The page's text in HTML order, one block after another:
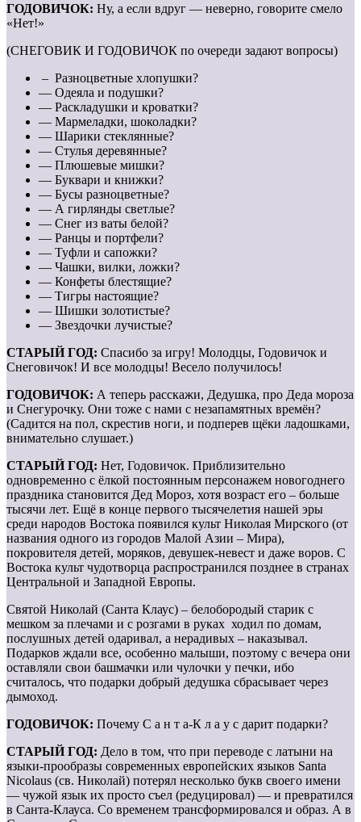
ГОДОВИЧОК: Ну, а если вдруг — неверно, говорите смело
«Нет!»
(СНЕГОВИК И ГОДОВИЧОК по очереди задают вопросы)
– Разноцветные хлопушки?
— Одеяла и подушки?
— Раскладушки и кроватки?
— Мармеладки, шоколадки?
— Шарики стеклянные?
— Стулья деревянные?
— Плюшевые мишки?
— Буквари и книжки?
— Бусы разноцветные?
— А гирлянды светлые?
— Снег из ваты белой?
— Ранцы и портфели?
— Туфли и сапожки?
— Чашки, вилки, ложки?
— Конфеты блестящие?
— Тигры настоящие?
— Шишки золотистые?
— Звездочки лучистые?
СТАРЫЙ ГОД: Спасибо за игру! Молодцы, Годовичок и
Снеговичок! И все молодцы! Весело получилось!
ГОДОВИЧОК: А теперь расскажи, Дедушка, про Деда мороза
и Снегурочку. Они тоже с нами с незапамятных времён?
(Садится на пол, скрестив ноги, и подперев щёки ладошками,
внимательно слушает.)
СТАРЫЙ ГОД: Нет, Годовичок. Приблизительно
одновременно с ёлкой постоянным персонажем новогоднего
праздника становится Дед Мороз, хотя возраст его – больше
тысячи лет. Ещё в конце первого тысячелетия нашей эры
среди народов Востока появился культ Николая Мирского (от
названия одного из городов Малой Азии – Мира),
покровителя детей, моряков, девушек-невест и даже воров. С
Востока культ чудотворца распространился позднее в странах
Центральной и Западной Европы.
Святой Николай (Санта Клаус) – белобородый старик с
мешком за плечами и с розгами в руках ходил по домам,
послушных детей одаривал, а нерадивых – наказывал.
Подарков ждали все, особенно малыши, поэтому с вечера они
оставляли свои башмачки или чулочки у печки, ибо
считалось, что подарки добрый дедушка сбрасывает через
дымоход.
ГОДОВИЧОК: Почему С а н т а-К л а у с дарит подарки?
СТАРЫЙ ГОД: Дело в том, что при переводе с латыни на
языки-прообразы современных европейских языков Santa
Nicolaus (св. Нико­лай) потерял несколько букв своего имени
— чужой язык их просто съел (редуцировал) — и превратился
в Санта-Клауса. Со временем трансформировался и образ. А в